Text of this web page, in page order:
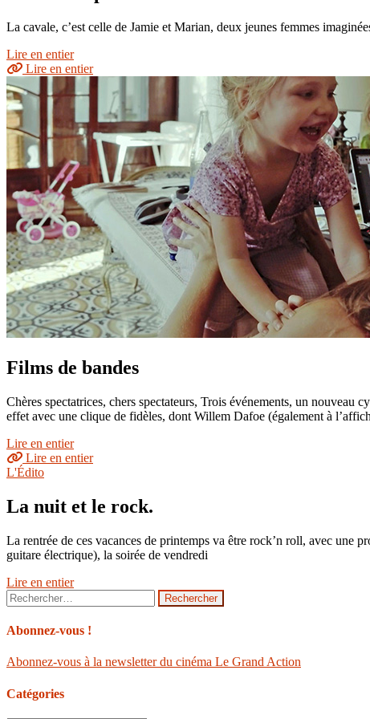
La cavale, c’est celle de Jamie et Marian, deux jeunes femmes
Lire en entier
Lire en entier
Films de bandes
Chères spectatrices, chers spectateurs, Trois événements, un nouveau
effet avec une clique de fidèles, dont Willem Dafoe (également à
Lire en entier
Lire en entier
L'Édito
La nuit et le rock.
La rentrée de ces vacances de printemps va être rock’n roll, avec une
guitare électrique), la soirée de vendredi
Lire en entier
Rechercher :
Abonnez-vous !
Abonnez-vous à la newsletter du cinéma Le Grand Action
Catégories